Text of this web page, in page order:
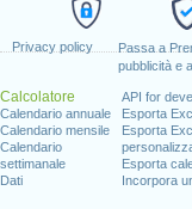
Privacy policy
Passa a
pubblicità e
Calcolatore
Calendario annuale
Calendario mensile
Calendario
settimanale
Dati
API for
Esporta
Esporta
Esporta
Incorpora